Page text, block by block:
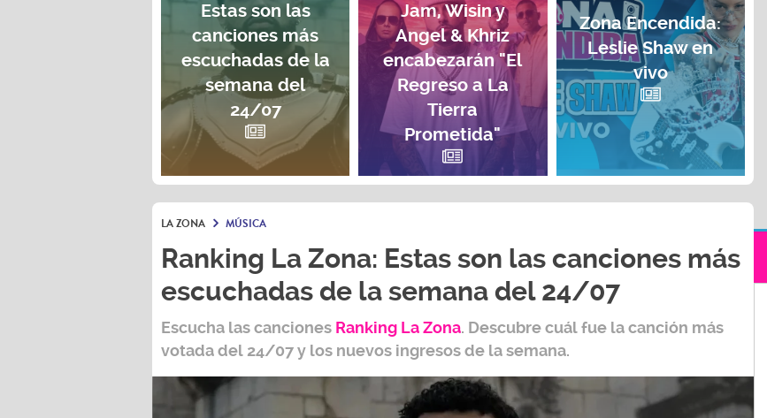
Estas son las
canciones más
escuchadas de la
semana del
24/07
Jam, Wisin y
Angel & Khriz
encabezarán "El
Regreso a La
Tierra
Prometida"
Zona Encendida:
Leslie Shaw en
vivo
LA ZONA MÚSICA
Ranking La Zona: Estas son las canciones más
escuchadas de la semana del 24/07
Escucha las canciones Ranking La Zona. Descubre cuál fue la canción más
votada del 24/07y los nuevos ingresos de la semana.